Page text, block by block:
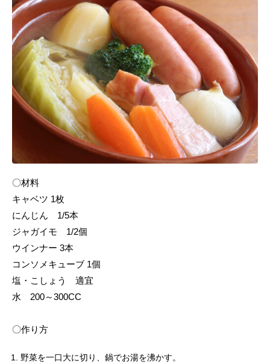
〇材料
キャベツ 1枚
にんじん 1/5本
ジャガイモ 1/2個
ウインナー 3本
コンソメキューブ 1個
塩・こしょう 適宜
水 200～300CC
〇作り方
野菜を一口大に切り、鍋でお湯を沸かす。